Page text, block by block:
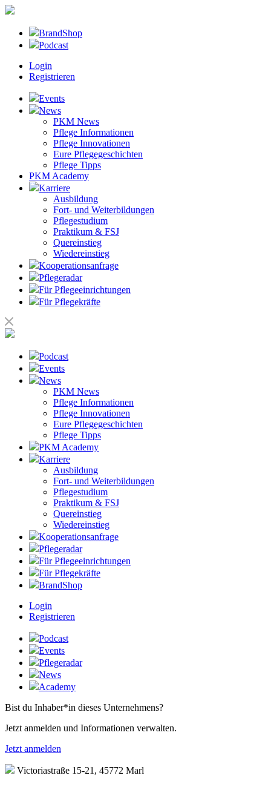
BrandShop
Podcast
Login
Registrieren
Events
News
PKM News
Pflege Informationen
Pflege Innovationen
Eure Pflegegeschichten
Pflege Tipps
PKM Academy
Karriere
Ausbildung
Fort- und Weiterbildungen
Pflegestudium
Praktikum & FSJ
Quereinstieg
Wiedereinstieg
Kooperationsanfrage
Pflegeradar
Für Pflegeeinrichtungen
Für Pflegekräfte
Podcast
Events
News
PKM News
Pflege Informationen
Pflege Innovationen
Eure Pflegegeschichten
Pflege Tipps
PKM Academy
Karriere
Ausbildung
Fort- und Weiterbildungen
Pflegestudium
Praktikum & FSJ
Quereinstieg
Wiedereinstieg
Kooperationsanfrage
Pflegeradar
Für Pflegeeinrichtungen
Für Pflegekräfte
BrandShop
Login
Registrieren
Podcast
Events
Pflegeradar
News
Academy
Bist du Inhaber*in dieses Unternehmens?
Jetzt anmelden und Informationen verwalten.
Jetzt anmelden
Victoriastraße 15-21, 45772 Marl